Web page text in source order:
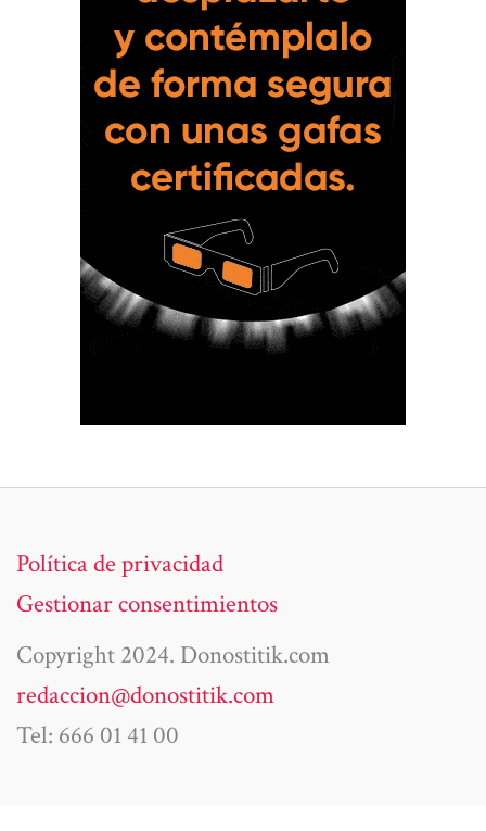
Política de privacidad
Gestionar consentimientos
Copyright 2024. Donostitik.com
redaccion@donostitik.com
Tel: 666 01 41 00